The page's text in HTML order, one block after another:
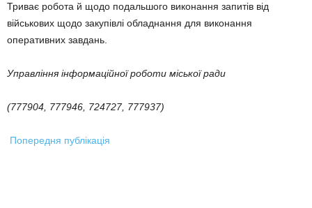
Триває робота й щодо подальшого виконання запитів від
військових щодо закупівлі обладнання для виконання
оперативних завдань.
Управління інформаційної роботи міської ради
(777904, 777946, 724727, 777937)
Попередня публікація